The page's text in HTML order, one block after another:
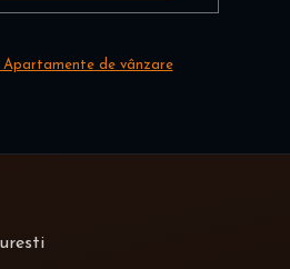
Apartamente de vânzare